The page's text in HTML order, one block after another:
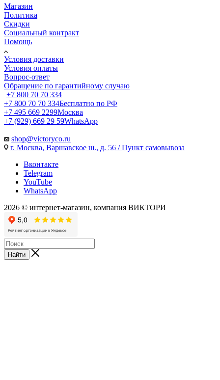
Магазин
Политика
Скидки
Социальный контракт
Помощь
Условия доставки
Условия оплаты
Вопрос-ответ
Обращение по гарантийному случаю
+7 800 70 70 334
+7 800 70 70 334Бесплатно по РФ
+7 495 669 2299Москва
+7 (929) 669 29 59WhatsApp
shop@victoryco.ru
г. Москва, Варшавское ш., д. 56 / Пункт самовывоза
Вконтакте
Telegram
YouTube
WhatsApp
2026 © интернет-магазин, компания ВИКТОРИ
Найти